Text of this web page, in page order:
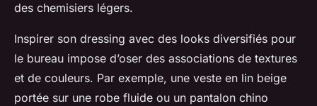
des chemisiers légers.
Inspirer son dressing avec des looks diversifiés pour
le bureau impose d’oser des associations de textures
et de couleurs. Par exemple, une veste en lin beige
portée sur une robe fluide ou un pantalon chino